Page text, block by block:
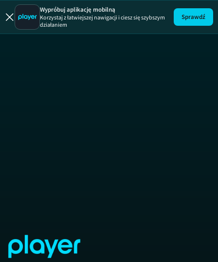
Korki.tv –
Wypróbuj aplikację mobilną
Korzystaj z łatwiejszej nawigacji i ciesz się szybszym
działaniem
Sprawdź